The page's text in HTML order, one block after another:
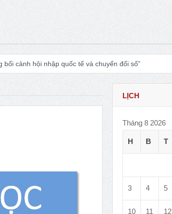
bối cảnh hội nhập quốc tế và chuyển đổi số”
4 – 10, 2027
trong nghiên cứu về xã hội học giáo dục”.
World Congress of Sociology in 2031
244, October 2025. News from ISA
y tế tại BRICS
LỊCH
Tháng 8 2026
H B T
3 4 5
10 11 12